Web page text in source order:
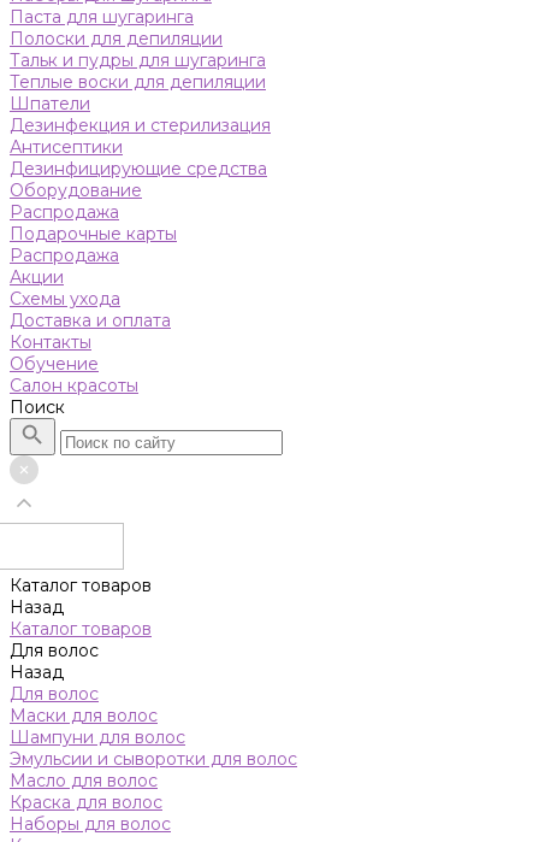
Паста для шугаринга
Полоски для депиляции
Тальк и пудры для шугаринга
Теплые воски для депиляции
Шпатели
Дезинфекция и стерилизация
Антисептики
Дезинфицирующие средства
Оборудование
Распродажа
Подарочные карты
Распродажа
Акции
Схемы ухода
Доставка и оплата
Контакты
Обучение
Салон красоты
Поиск
Каталог товаров
Назад
Каталог товаров
Для волос
Назад
Для волос
Маски для волос
Шампуни для волос
Эмульсии и сыворотки для волос
Масло для волос
Краска для волос
Наборы для волос